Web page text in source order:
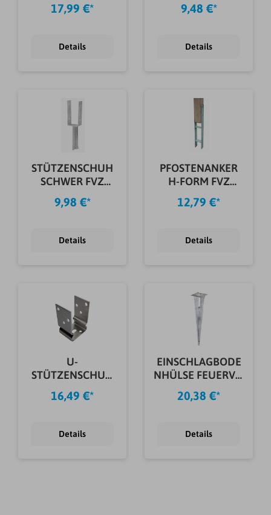
MM
17,99 €*
Details
MM
9,48 €*
Details
STÜTZENSCHUH
SCHWER FVZ
91X50X205X4,0
MM
9,98 €*
Details
PFOSTENANKER
H-FORM FVZ
101X600X60X5,0
MM
12,79 €*
Details
U-
STÜTZENSCHUH
EDELSTAHL
91X60X125X4,0M
16,49 €*
Details
EINSCHLAGBODE
NHÜLSE FEUERVZ.
Ø34X500 MM
20,38 €*
Details